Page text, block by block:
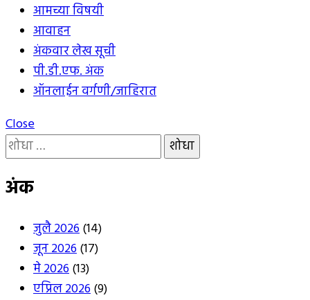
आमच्या विषयी
आवाहन
अंकवार लेख सूची
पी.डी.एफ. अंक
ऑनलाईन वर्गणी/जाहिरात
Close
यांचा
शोध
घ्या
अंक
जुलै 2026(14)
जून 2026(17)
मे 2026(13)
एप्रिल 2026(9)